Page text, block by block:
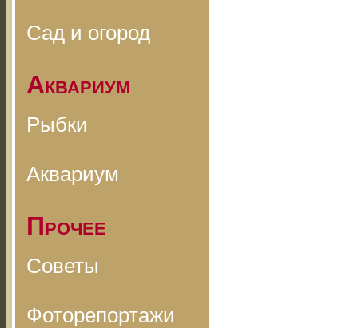
Сад и огород
Аквариум
Рыбки
Аквариум
Прочее
Советы
Фоторепортажи